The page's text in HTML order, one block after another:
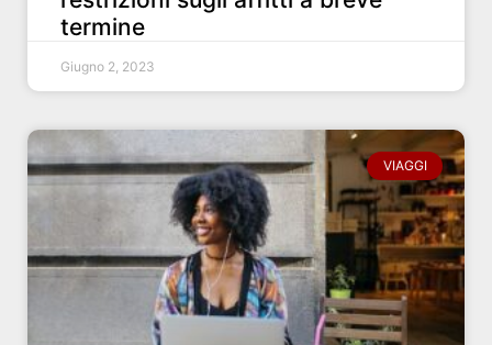
termine
Giugno 2, 2023
VIAGGI